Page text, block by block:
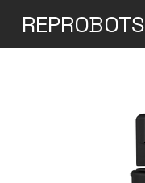
REPROBOTS